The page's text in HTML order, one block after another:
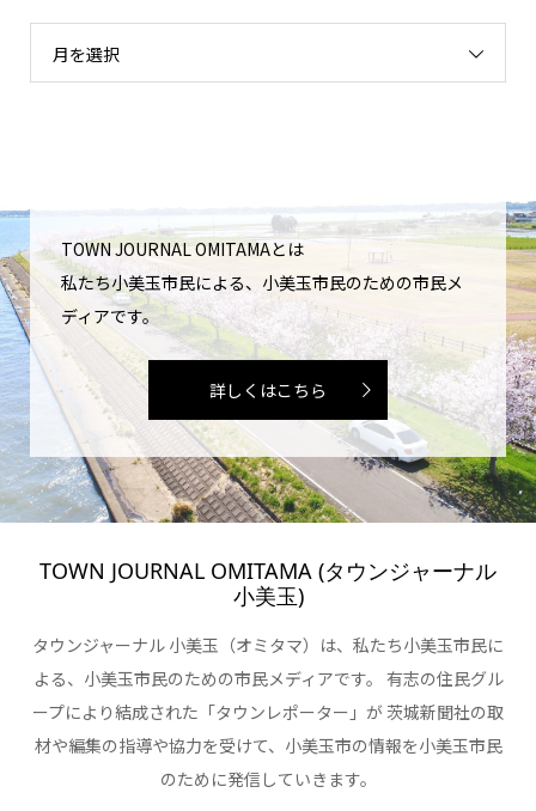
月を選択
TOWN JOURNAL OMITAMAとは
私たち小美玉市民による、小美玉市民のための市民メ
ディアです。
詳しくはこちら
TOWN JOURNAL OMITAMA (タウンジャーナル
小美玉)
タウンジャーナル 小美玉（オミタマ）は、私たち小美玉市民に
よる、小美玉市民のための市民メディアです。 有志の住民グル
ープにより結成された「タウンレポーター」が 茨城新聞社の取
材や編集の指導や協力を受けて、小美玉市の情報を小美玉市民
のために発信していきます。